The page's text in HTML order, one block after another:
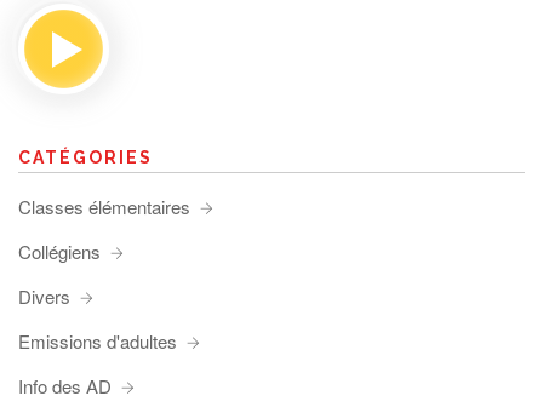
CATÉGORIES
Classes élémentaires
Collégiens
Divers
Emissions d'adultes
Info des AD